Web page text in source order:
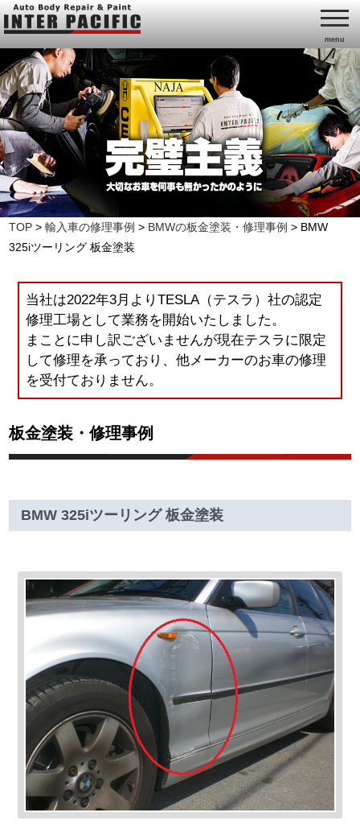
menu
TOP >輸入車の修理事例 > BMWの板金塗装・修理事例 > BMW
325iツーリング 板金塗装
当社は2022年3月よりTESLA（テスラ）社の認定
修理工場として業務を開始いたしました。
まことに申し訳ございませんが現在テスラに限定
して修理を承っており、他メーカーのお車の修理
を受付ておりません。
板金塗装・修理事例
BMW 325iツーリング 板金塗装